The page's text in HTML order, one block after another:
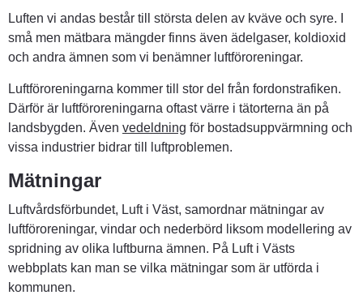
Luften vi andas består till största delen av kväve och syre. I
små men mätbara mängder finns även ädelgaser, koldioxid
och andra ämnen som vi benämner luftföroreningar.
Luftföroreningarna kommer till stor del från fordonstrafiken.
Därför är luftföroreningarna oftast värre i tätorterna än på
landsbygden. Även vedeldning för bostadsuppvärmning och
vissa industrier bidrar till luftproblemen.
Mätningar
Luftvårdsförbundet, Luft i Väst, samordnar mätningar av
luftföroreningar, vindar och nederbörd liksom modellering av
spridning av olika luftburna ämnen. På Luft i Västs
webbplats kan man se vilka mätningar som är utförda i
kommunen.